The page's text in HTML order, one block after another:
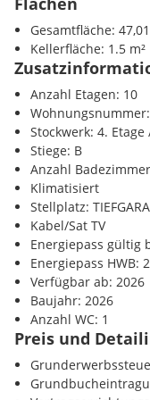
WOHNUNG TOP 32:
Die 2-ZIMMER
* Wohnküche ca.
* Schlafzimmer 1 ca.
* Gang ca. 3,17 m²
* Vorraum ca. 2,40 m²
* Badezimmer ca. 4,03
* separate Toilette ca.
KAUFPREIS
Der Kaufpreis beläuft
Der Anlegerkaufpreis
U-Bahn <1000m
Bahnhof <1000m
Autobahnanschluss
Sonstige
Bank <1000m
Post <1500m
Polizei <1000m
Gesamtfläche:
Kellerfläche: 1.5 m²
Anzahl Etagen: 10
Stockwerk: 4.
Stiege: B
Anzahl
Klimatisiert
Stellplatz:
Kabel/Sat TV
Energiepass gültig
Energiepass HWB:
Verfügbar ab: 2026
Baujahr: 2026
Anzahl WC: 1
Preis und